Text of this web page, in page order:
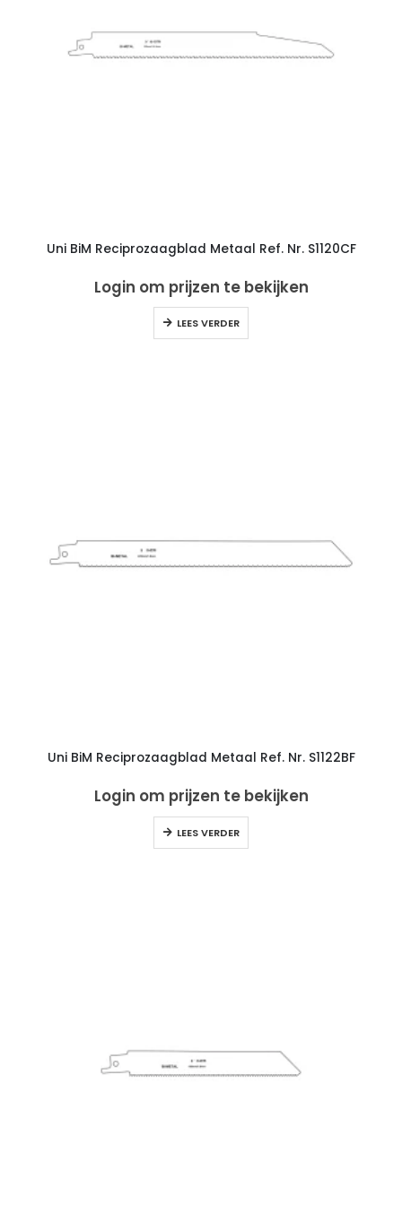
Uni BiM Reciprozaagblad Metaal Ref. Nr. S1120CF
Login om prijzen te bekijken
LEES VERDER
Uni BiM Reciprozaagblad Metaal Ref. Nr. S1122BF
Login om prijzen te bekijken
LEES VERDER